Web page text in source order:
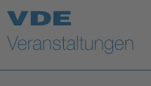
Top Themen
Fokusthemen